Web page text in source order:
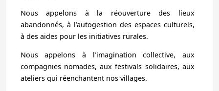
Nous appelons à la réouverture des lieux
abandonnés, à l’autogestion des espaces culturels,
à des aides pour les initiatives rurales.
Nous appelons à l’imagination collective, aux
compagnies nomades, aux festivals solidaires, aux
ateliers qui réenchantent nos villages.